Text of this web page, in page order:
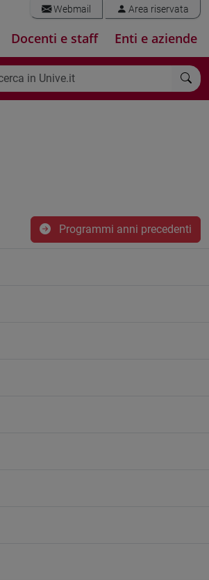
Webmail Area riservata
Docenti e staff Enti e aziende
Programmi anni precedenti